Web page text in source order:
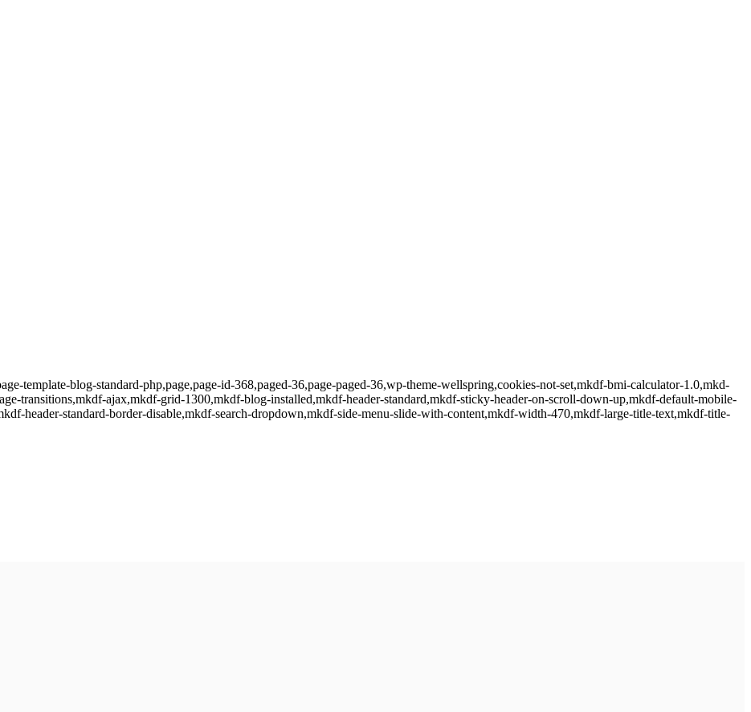
template-blog-standard-php,page,page-id-368,paged-36,page-paged-36,wp-theme-wellspring,cookies-not-set,mkdf-bmi-calculator-1.0,mkd-
transitions,mkdf-ajax,mkdf-grid-1300,mkdf-blog-installed,mkdf-header-standard,mkdf-sticky-header-on-scroll-down-up,mkdf-default-mobile-
header-standard-border-disable,mkdf-search-dropdown,mkdf-side-menu-slide-with-content,mkdf-width-470,mkdf-large-title-text,mkdf-title-